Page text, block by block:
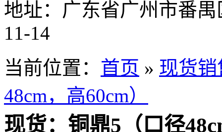
地址：广东省广州市番
11-14
当前位置： 首页 » 现货销
48cm，高60cm）
现货：铜鼎5（口径